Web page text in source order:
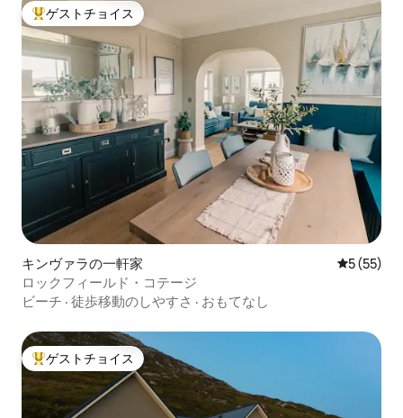
大好評のゲストチョイスです。
ゲストチョイス
キンヴァラの一軒家 レビュー
5 (55)
ロックフィールド・コテージ
ビーチ · 徒歩移動のしやすさ · おもてなし
大好評のゲストチョイスです。
ゲストチョイス